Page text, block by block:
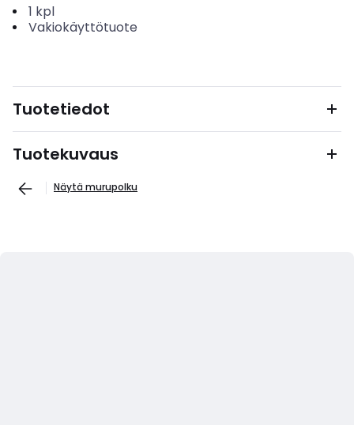
1 kpl
Vakiokäyttötuote
Tuotetiedot
Tuotekuvaus
Näytä murupolku